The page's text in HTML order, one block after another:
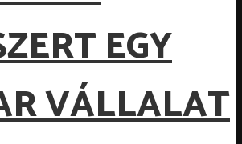
EGY
VÁLLALAT